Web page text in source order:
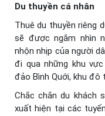
Du thuyền cá nhân
Thuê du thuyền riêng
sẽ được ngắm nhìn
nhộn nhịp của người
đi qua những khu
đảo Bình Quới, khu đô
Chắc chắn du khách
xuất hiện tại các